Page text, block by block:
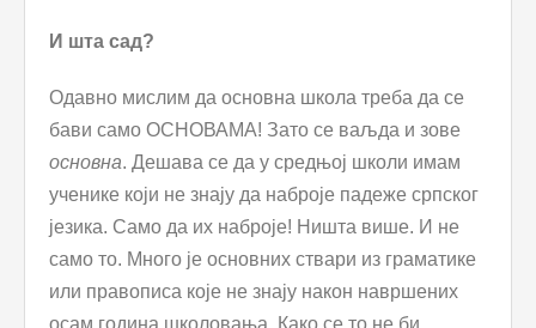
И шта сад?
Одавно мислим да основна школа треба да се
бави само ОСНОВАМА! Зато се ваљда и зове
основна. Дешава се да у средњој школи имам
ученике који не знају да наброје падеже српског
језика. Само да их наброје! Ништа више. И не
само то. Много је основних ствари из граматике
или правописа које не знају након навршених